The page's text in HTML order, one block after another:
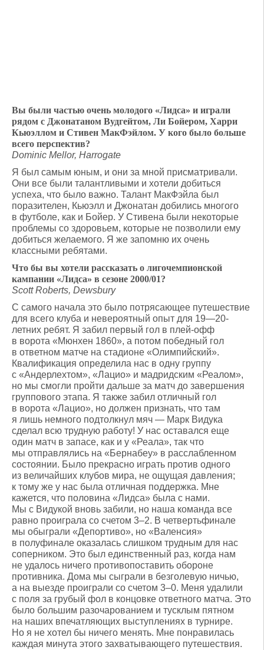
Вы были частью очень молодого «Лидса» и играли
рядом с Джонатаном Вудгейтом, Ли Бойером, Харри
Кьюэллом и Стивен МакФэйлом. У кого было больше
всего перспектив?
Dominic Mellor, Harrogate
Я был самым юным, и они за мной присматривали.
Они все были талантливыми и хотели добиться
успеха, что было важно. Талант МакФэйла был
поразителен, Кьюэлл и Джонатан добились многого
в футболе, как и Бойер. У Стивена были некоторые
проблемы со здоровьем, которые не позволили ему
добиться желаемого. Я же запомню их очень
классными ребятами.
Что бы вы хотели рассказать о лигочемпионской
кампании «Лидса» в сезоне 2000/01?
Scott Roberts, Dewsbury
С самого начала это было потрясающее путешествие
для всего клуба и невероятный опыт для 19—20-
летних ребят. Я забил первый гол в плей-офф
в ворота «Мюнхен 1860», а потом победный гол
в ответном матче на стадионе «Олимпийский».
Квалификация определила нас в одну группу
с «Андерлехтом», «Лацио» и мадридским «Реалом»,
но мы смогли пройти дальше за матч до завершения
группового этапа. Я также забил отличный гол
в ворота «Лацио», но должен признать, что там
я лишь немного подтолкнул мяч — Марк Видука
сделал всю трудную работу! У нас оставался еще
один матч в запасе, как и у «Реала», так что
мы отправлялись на «Бернабеу» в расслабленном
состоянии. Было прекрасно играть против одного
из величайших клубов мира, не ощущая давления;
к тому же у нас была отличная поддержка. Мне
кажется, что половина «Лидса» была с нами.
Мы с Видукой вновь забили, но наша команда все
равно проиграла со счетом 3–2. В четвертьфинале
мы обыграли «Депортиво», но «Валенсия»
в полуфинале оказалась слишком трудным для нас
соперником. Это был единственный раз, когда нам
не удалось ничего противопоставить обороне
противника. Дома мы сыграли в безголевую ничью,
а на выезде проиграли со счетом 3–0. Меня удалили
с поля за грубый фол в концовке ответного матча. Это
было большим разочарованием и тусклым пятном
на наших впечатляющих выступлениях в турнире.
Но я не хотел бы ничего менять. Мне понравилась
каждая минута этого захватывающего путешествия.